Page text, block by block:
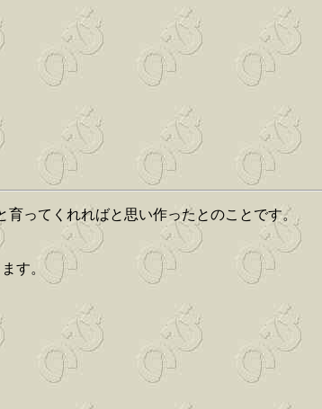
ってくれればと思い作ったとのことです。
す。